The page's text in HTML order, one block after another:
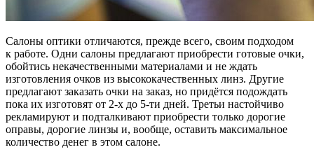
Салоны оптики отличаются, прежде всего, своим подходом
к работе. Одни салоны предлагают приобрести готовые очки,
обойтись некачественными материалами и не ждать
изготовления очков из высококачественных линз. Другие
предлагают заказать очки на заказ, но придётся подождать
пока их изготовят от 2-х до 5-ти дней. Третьи настойчиво
рекламируют и подталкивают приобрести только дорогие
оправы, дорогие линзы и, вообще, оставить максимальное
количество денег в этом салоне.